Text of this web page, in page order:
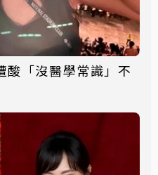
酸「沒醫學常識」不